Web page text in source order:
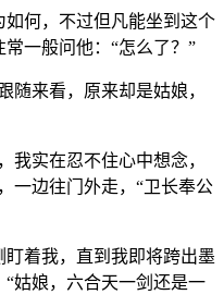
何，不过但凡能坐到这个
一般问他：“怎么了？”
随来看，原来却是姑娘，
我实在忍不住心中想念，
一边往门外走，“卫长奉公
盯着我，直到我即将跨出墨
姑娘，六合天一剑还是一